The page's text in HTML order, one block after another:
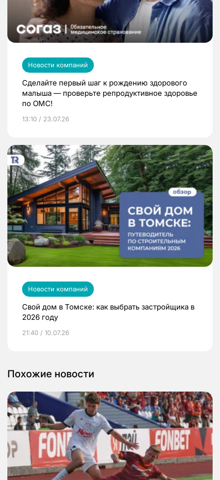
Новости компаний
Сделайте первый шаг к рождению здорового
малыша — проверьте репродуктивное здоровье
по ОМС!
13:10 / 23.07.26
Новости компаний
Свой дом в Томске: как выбрать застройщика в
2026 году
21:40 / 10.07.26
Похожие новости